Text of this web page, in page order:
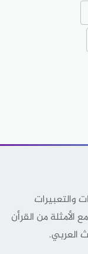
والتعبيرات
من القرأن
العربي.